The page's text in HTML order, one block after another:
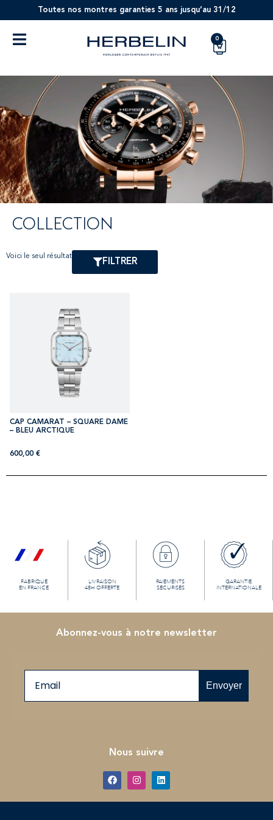
Toutes nos montres garanties 5 ans jusqu’au 31/12
0
COLLECTION
Voici le seul résultat
FILTRER
CAP CAMARAT – SQUARE DAME
– BLEU ARCTIQUE
600,00 €
FABRIQUÉ
EN FRANCE
LIVRAISON
48H OFFERTE
PAIEMENTS
SECURISÉS
GARANTIE
INTERNATIONALE
Abonnez-vous à notre newsletter
Envoyer
Nous suivre